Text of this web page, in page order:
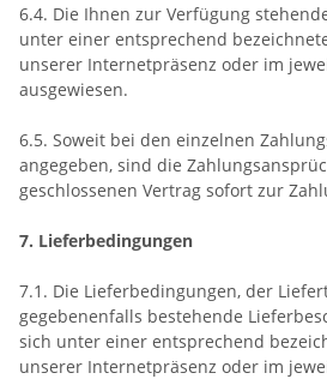
6.4. Die Ihnen zur Verfügung
unter einer entsprechend
unserer Internetpräsenz oder im
ausgewiesen.
6.5. Soweit bei den einzelnen
angegeben, sind die
geschlossenen Vertrag sofort zur
7. Lieferbedingungen
7.1. Die Lieferbedingungen, der
gegebenenfalls bestehende
sich unter einer entsprechend
unserer Internetpräsenz oder im